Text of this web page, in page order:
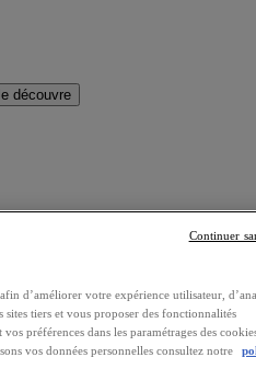
découvre
d’améliorer votre expérience utilisateur,
tiers et vous proposer des fonctionnalités
préférences dans les paramétrages des
vos données personnelles consultez notre
Continuer